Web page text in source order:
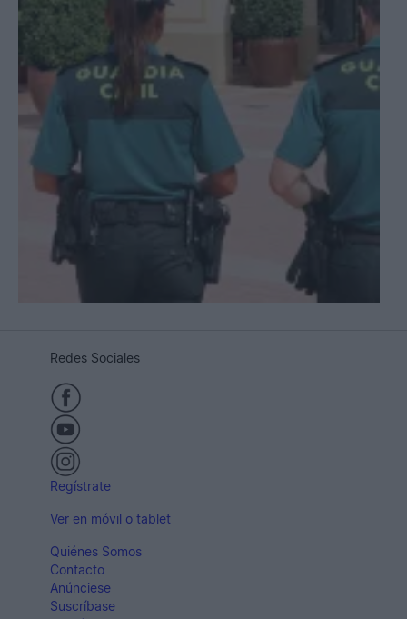
Redes Sociales
Regístrate
Ver en móvil o tablet
Quiénes Somos
Contacto
Anúnciese
Suscríbase